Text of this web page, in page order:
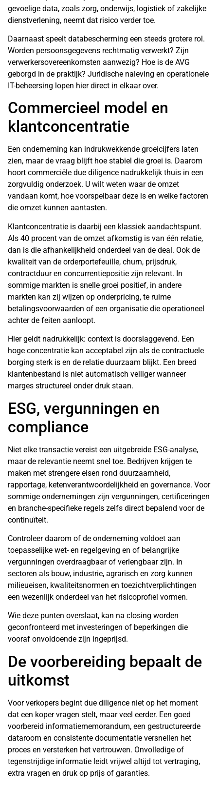
gevoelige data, zoals zorg, onderwijs, logistiek of zakelijke
dienstverlening, neemt dat risico verder toe.
Daarnaast speelt databescherming een steeds grotere rol.
Worden persoonsgegevens rechtmatig verwerkt? Zijn
verwerkersovereenkomsten aanwezig? Hoe is de AVG
geborgd in de praktijk? Juridische naleving en operationele
IT-beheersing lopen hier direct in elkaar over.
Commercieel model en
klantconcentratie
Een onderneming kan indrukwekkende groeicijfers laten
zien, maar de vraag blijft hoe stabiel die groei is. Daarom
hoort commerciële due diligence nadrukkelijk thuis in een
zorgvuldig onderzoek. U wilt weten waar de omzet
vandaan komt, hoe voorspelbaar deze is en welke factoren
die omzet kunnen aantasten.
Klantconcentratie is daarbij een klassiek aandachtspunt.
Als 40 procent van de omzet afkomstig is van één relatie,
dan is die afhankelijkheid onderdeel van de deal. Ook de
kwaliteit van de orderportefeuille, churn, prijsdruk,
contractduur en concurrentiepositie zijn relevant. In
sommige markten is snelle groei positief, in andere
markten kan zij wijzen op onderpricing, te ruime
betalingsvoorwaarden of een organisatie die operationeel
achter de feiten aanloopt.
Hier geldt nadrukkelijk: context is doorslaggevend. Een
hoge concentratie kan acceptabel zijn als de contractuele
borging sterk is en de relatie duurzaam blijkt. Een breed
klantenbestand is niet automatisch veiliger wanneer
marges structureel onder druk staan.
ESG, vergunningen en
compliance
Niet elke transactie vereist een uitgebreide ESG-analyse,
maar de relevantie neemt snel toe. Bedrijven krijgen te
maken met strengere eisen rond duurzaamheid,
rapportage, ketenverantwoordelijkheid en governance. Voor
sommige ondernemingen zijn vergunningen, certificeringen
en branche-specifieke regels zelfs direct bepalend voor de
continuïteit.
Controleer daarom of de onderneming voldoet aan
toepasselijke wet- en regelgeving en of belangrijke
vergunningen overdraagbaar of verlengbaar zijn. In
sectoren als bouw, industrie, agrarisch en zorg kunnen
milieueisen, kwaliteitsnormen en toezichtverplichtingen
een wezenlijk onderdeel van het risicoprofiel vormen.
Wie deze punten overslaat, kan na closing worden
geconfronteerd met investeringen of beperkingen die
vooraf onvoldoende zijn ingeprijsd.
De voorbereiding bepaalt de
uitkomst
Voor verkopers begint due diligence niet op het moment
dat een koper vragen stelt, maar veel eerder. Een goed
voorbereid informatiememorandum, een gestructureerde
dataroom en consistente documentatie versnellen het
proces en versterken het vertrouwen. Onvolledige of
tegenstrijdige informatie leidt vrijwel altijd tot vertraging,
extra vragen en druk op prijs of garanties.